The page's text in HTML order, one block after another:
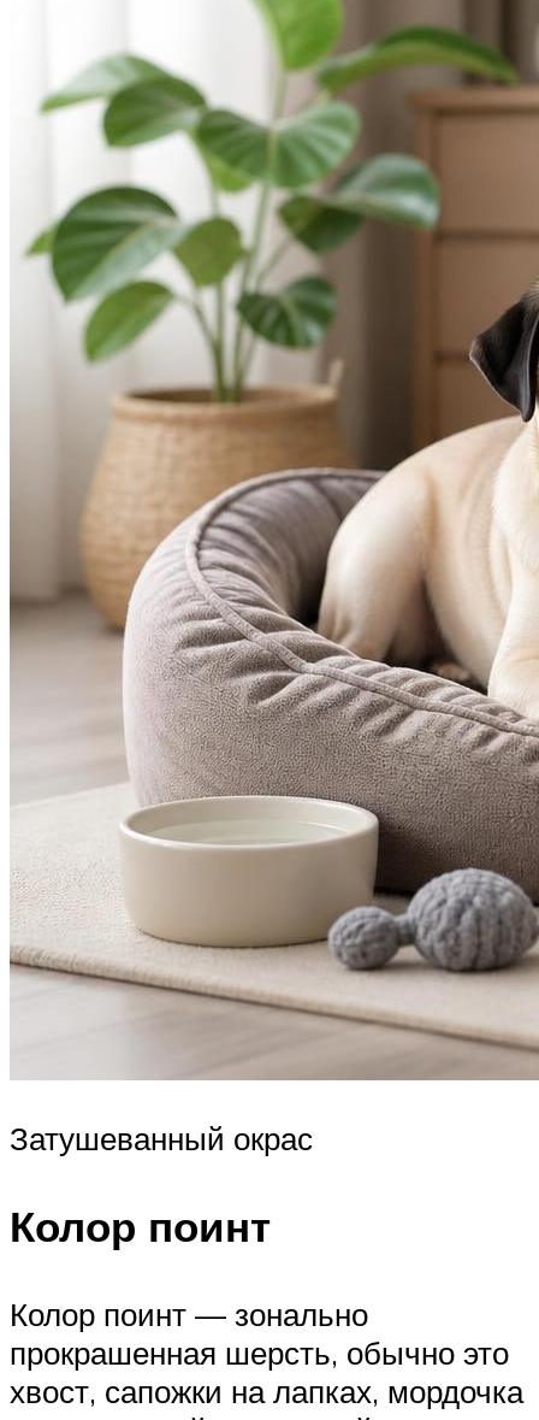
Затушеванный окрас
Колор поинт
Колор поинт — зонально
прокрашенная шерсть, обычно это
хвост, сапожки на лапках, мордочка